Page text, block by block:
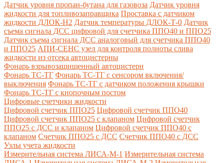
Датчик уровня пропан-бутана для газовоза Датчик уровня
жидкости для топливозаправщика Проставка с датчиком
жидкости ДЛОК-Н2 Датчик температуры ДЛОК-Т-0 Датчик
съема сигнала ДСС цифровой для счетчика ППО40 и ППО25
Датчик съема сигнала ДСС аналоговый для счетчика ППО40
и ППО25 АПИ-СЕНС узел для контроля полноты слива
жидкости из отсека автоцистерны
Фонарь взрывозащищенный автоцистерн
Фонарь ТС-ТГ Фонарь ТС-ТГ с сенсором включения/
выключения Фонарь ТС-ТГ с датчиком положения крышки
Фонарь ТС-ТГ с кнопочным постом
Цифровые счетчики жидкости
Цифровой счетчик ППО25 Цифровой счетчик ППО40
Цифровой счетчик ППО25 с клапаном Цифровой счетчик
ППО25 с ДСС и клапаном Цифровой счетчик ППО40 с
клапаном Счетчик ППО25 с ДСС Счетчик ППО40 с ДСС
Узлы учета жидкости
Измерительная система ЛИСА-М-1 Измерительная система